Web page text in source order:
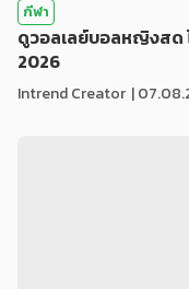
กีฬา
ดูวอลเลย์บอลหญิงสด
2026
Intrend Creator |